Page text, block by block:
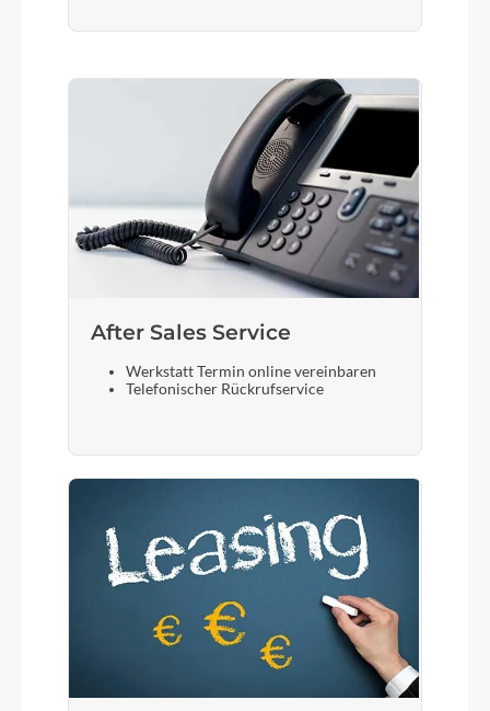
After Sales Service
Werkstatt Termin online vereinbaren
Telefonischer Rückrufservice